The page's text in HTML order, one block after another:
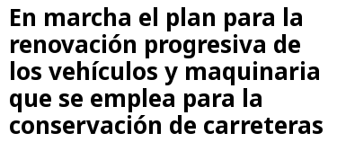
En marcha el plan para la
renovación progresiva de
los vehículos y maquinaria
que se emplea para la
conservación de carreteras